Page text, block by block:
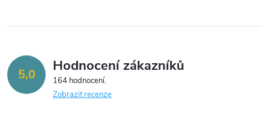
t
ů
t
ů
l
d
a
5,0 Hodnocení zákazníků
164 hodnocení
Zobrazit recenze